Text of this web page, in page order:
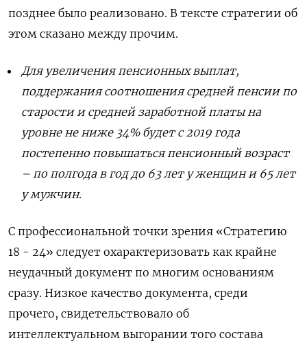
позднее было реализовано. В тексте стратегии об
этом сказано между прочим.
Для увеличения пенсионных выплат,
поддержания соотношения средней пенсии по
старости и средней заработной платы на
уровне не ниже 34% будет с 2019 года
постепенно повышаться пенсионный возраст
– по полгода в год до 63 лет у женщин и 65 лет
у мужчин.
С профессиональной точки зрения «Стратегию
18 - 24» следует охарактеризовать как крайне
неудачный документ по многим основаниям
сразу. Низкое качество документа, среди
прочего, свидетельствовало об
интеллектуальном выгорании того состава